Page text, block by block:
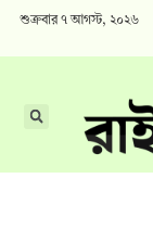
শুক্রবার ৭ আগস্ট, ২০২৬